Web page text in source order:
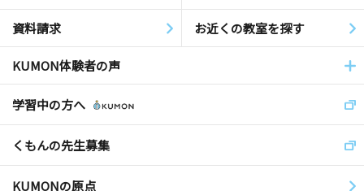
資料請求 お近くの教室を探す
KUMON体験者の声
学習中の方へ
くもんの先生募集
KUMONの原点